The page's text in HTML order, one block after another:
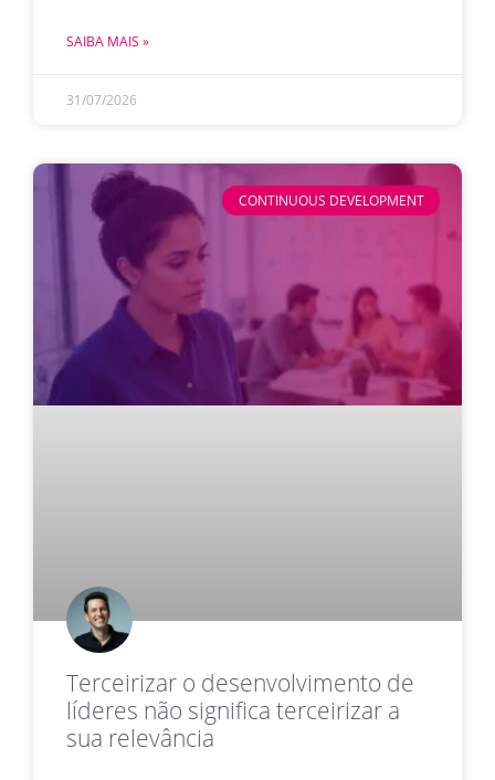
SAIBA MAIS »
31/07/2026
CONTINUOUS DEVELOPMENT
Terceirizar o desenvolvimento de
líderes não significa terceirizar a
sua relevância